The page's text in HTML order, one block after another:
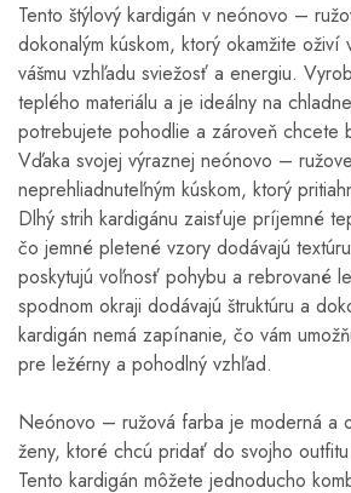
Tento štýlový kardigán v neónovo –
dokonalým kúskom, ktorý okamžite oživí
vášmu vzhľadu sviežosť a energiu.
teplého materiálu a je ideálny na
potrebujete pohodlie a zároveň chcete
Vďaka svojej výraznej neónovo –
neprehliadnuteľným kúskom, ktorý
Dlhý strih kardigánu zaisťuje príjemné
čo jemné pletené vzory dodávajú
poskytujú voľnosť pohybu a rebrované
spodnom okraji dodávajú štruktúru a
kardigán nemá zapínanie, čo vám
pre ležérny a pohodlný vzhľad.
Neónovo – ružová farba je moderná a
ženy, ktoré chcú pridať do svojho
Tento kardigán môžete jednoducho